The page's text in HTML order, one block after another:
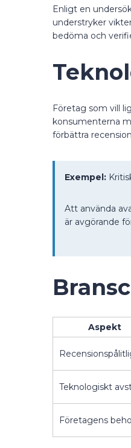
Enligt en
understryker
bedöma och
Företag som vill
konsumenterna
förbättra
Exempel:
Att använda
är avgörande
Aspekt
Teknologiskt
Företagens